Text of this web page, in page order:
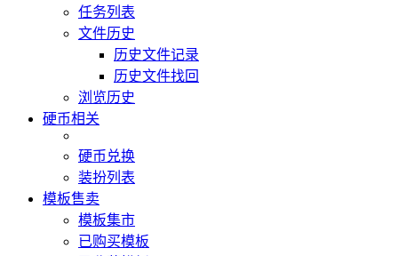
任务列表
文件历史
历史文件记录
历史文件找回
浏览历史
硬币相关
硬币兑换
装扮列表
模板售卖
模板集市
已购买模板